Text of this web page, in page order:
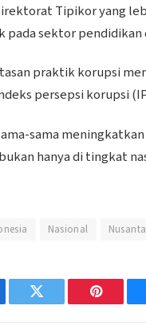
Tipikor yang
sektor pendidikan
praktik korupsi
persepsi korupsi
sama
hanya di tingkat
Nasional
Twitter Pinterest